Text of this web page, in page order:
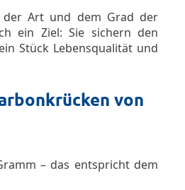
der Art und dem Grad der
ein Ziel: Sie sichern den
Stück Lebensqualität und
von
– das entspricht dem